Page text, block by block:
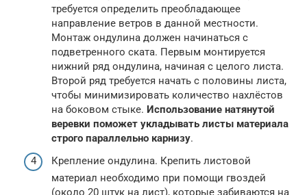
требуется определить преобладающее
направление ветров в данной местности.
Монтаж ондулина должен начинаться с
подветренного ската. Первым монтируется
нижний ряд ондулина, начиная с целого листа.
Второй ряд требуется начать с половины листа,
чтобы минимизировать количество нахлёстов
на боковом стыке. Использование натянутой
веревки поможет укладывать листы материала
строго параллельно карнизу.
Крепление ондулина. Крепить листовой
материал необходимо при помощи гвоздей
(около 20 штук на лист), которые забиваются на